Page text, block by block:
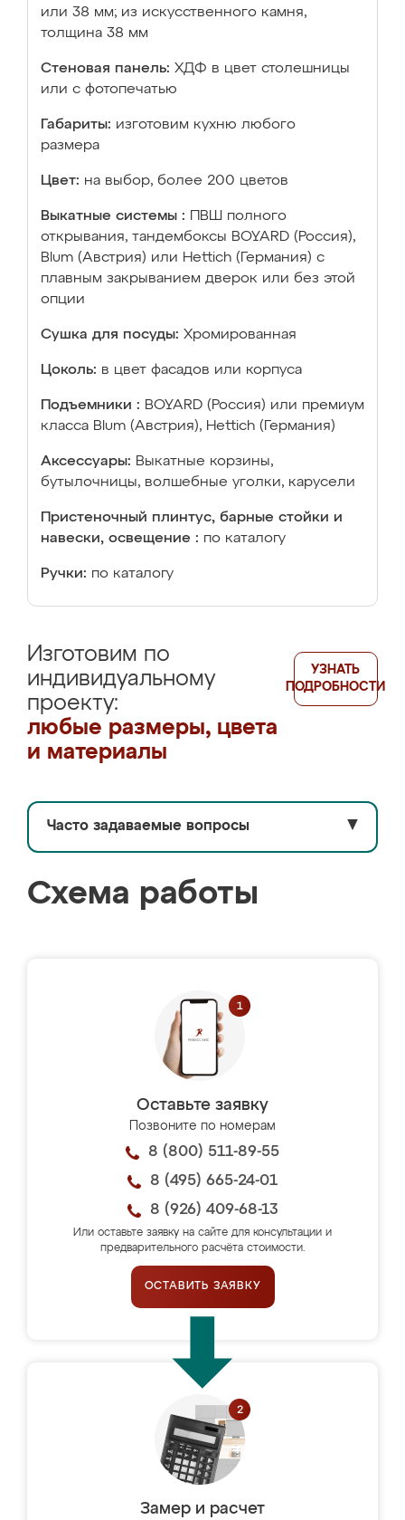
или 38 мм; из искусственного камня,
толщина 38 мм
Стеновая панель: ХДФ в цвет столешницы
или с фотопечатью
Габариты: изготовим кухню любого
размера
Цвет: на выбор, более 200 цветов
Выкатные системы :
ПВШ полного
открывания, тандембоксы BOYARD (Россия),
Blum (Австрия) или Hettich (Германия) с
плавным закрыванием дверок или без этой
опции
Сушка для посуды: Хромированная
Цоколь: в цвет фасадов или корпуса
Подъемники : BOYARD (Россия) или премиум
класса Blum (Австрия), Hettich (Германия)
Аксессуары: Выкатные корзины,
бутылочницы, волшебные уголки, карусели
Пристеночный плинтус, барные стойки и
навески, освещение : по каталогу
Ручки: по каталогу
Изготовим по
индивидуальному
проекту:
любые размеры, цвета
и материалы
УЗНАТЬ
ПОДРОБНОСТИ
Часто задаваемые вопросы ▼
Схема работы
Оставьте заявку
Позвоните по номерам
8 (800) 511-89-55
8 (495) 665-24-01
8 (926) 409-68-13
Или оставьте заявку на сайте для консультации и
предварительного расчёта стоимости.
ОСТАВИТЬ ЗАЯВКУ
Замер и расчет